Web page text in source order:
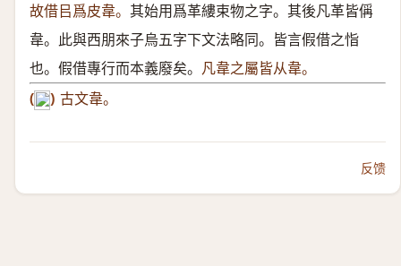
故借㠯爲皮韋。 其始用爲革縷束物之字。其後凡革皆偁
韋。此與西朋來子烏五字下文法略同。皆言假借之恉
也。假借專行而本義廢矣。 凡韋之屬皆从韋。
(𣍄 ) 古文韋。
反馈